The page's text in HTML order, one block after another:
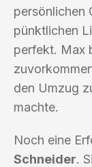
persönlichen
pünktlichen
perfekt. Max
den Umzug
machte.
Noch eine
Schneider.